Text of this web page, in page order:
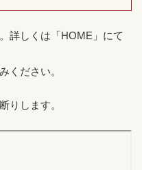
詳しくは「HOME」にて
ください。
りします。